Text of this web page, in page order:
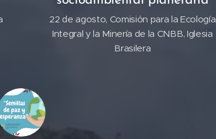
22 de agosto, Comisión para la Ecología
Integral y la Minería de la CNBB, Iglesia
Brasilera